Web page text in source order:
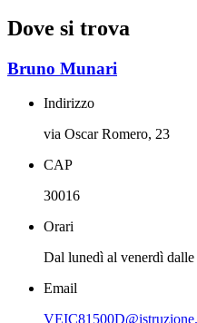
Dove si trova
Bruno Munari
Indirizzo
via Oscar Romero, 23
CAP
30016
Orari
Dal lunedì al venerdì
Email